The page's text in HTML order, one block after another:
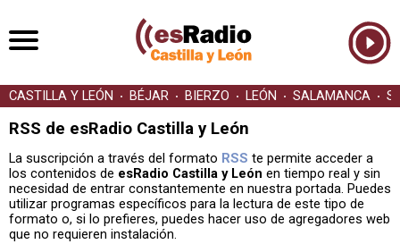
CASTILLA Y LEÓN BÉJAR BIERZO LEÓN SALAMANCA
RSS de esRadio Castilla y León
La suscripción a través del formato RSS te permite acceder a
los contenidos de esRadio Castilla y León en tiempo real y sin
necesidad de entrar constantemente en nuestra portada. Puedes
utilizar programas específicos para la lectura de este tipo de
formato o, si lo prefieres, puedes hacer uso de agregadores web
que no requieren instalación.